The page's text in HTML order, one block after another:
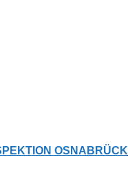
OSNABRÜCK